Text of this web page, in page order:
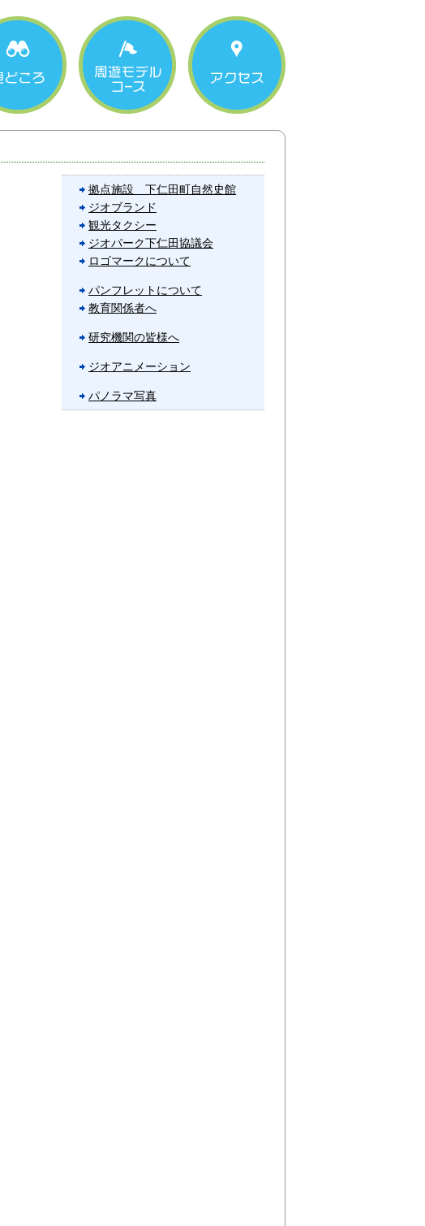
拠点施設 下仁田町自然史館
ジオブランド
観光タクシー
ジオパーク下仁田協議会
ロゴマークについて
パンフレットについて
教育関係者へ
研究機関の皆様へ
ジオアニメーション
パノラマ写真